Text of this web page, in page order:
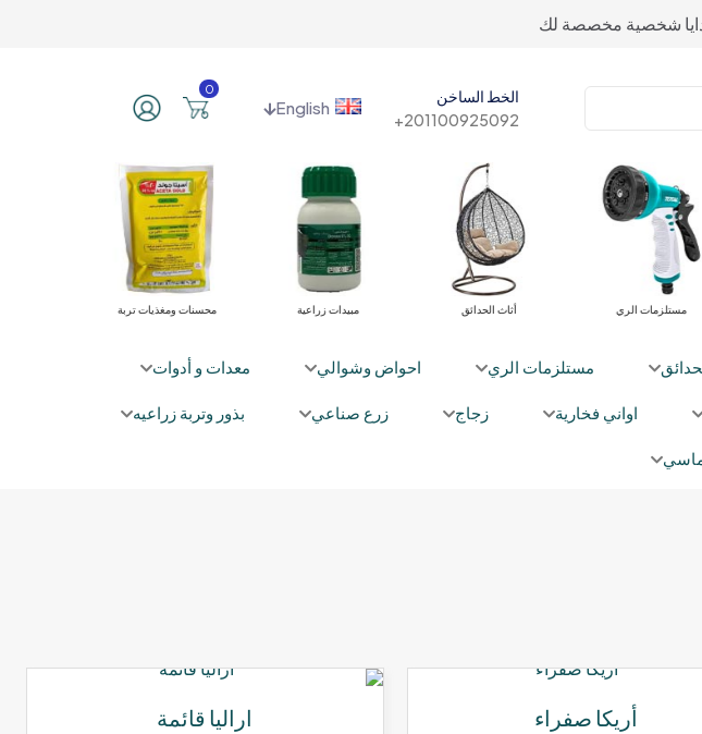
شخصية مخصصة لك
الخط الساخن
201100925092+
English
0
محسنات ومغذيات تربة مبيدات زراعية أثاث الحدائق مستلزمات الري
مستلزمات الري احواض وشوالي معدات و أدوات
اواني فخارية زجاج زرع صناعي بذور وتربة زراعيه
أريكا صفراء اراليا قائمة